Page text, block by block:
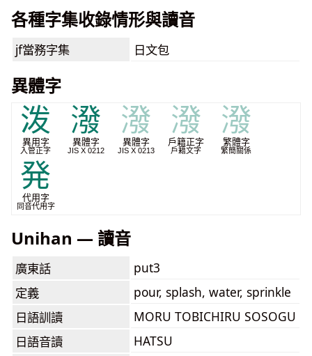
各種字集收錄情形與讀音
jf當務字集 日文包
異體字
泼
異用字
入管正字
潑
異體字
JIS X 0212
潑
異體字
JIS X 0213
潑
戶籍正字
戶籍文字
潑
繁體字
繁簡關係
発
代用字
同音代用字
Unihan — 讀音
廣東話
put3
定義
pour, splash, water, sprinkle
日語訓讀
MORU TOBICHIRU SOSOGU
日語音讀
HATSU